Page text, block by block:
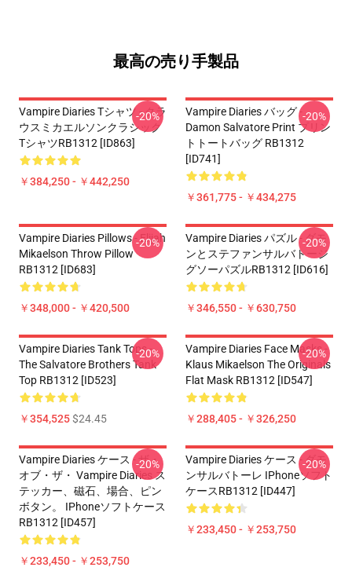
最高の売り手製品
Vampire Diaries Tシャツ - クラ
ウスミカエルソンクラシック
TシャツRB1312 [ID863]
￥384,250 - ￥442,250
-20%
Vampire Diaries バッグ -
Damon Salvatore Print プリン
トトートバッグ RB1312
[ID741]
￥361,775 - ￥434,275
-20%
Vampire Diaries Pillows - Elijah
Mikaelson Throw Pillow
RB1312 [ID683]
￥348,000 - ￥420,500
-20%
Vampire Diaries パズル - ダモ
ンとステファンサルバトージ
グソーパズルRB1312 [ID616]
￥346,550 - ￥630,750
-20%
Vampire Diaries Tank Tops -
The Salvatore Brothers Tank
Top RB1312 [ID523]
￥354,525$24.45
-20%
Vampire Diaries Face Masks -
Klaus Mikaelson The Originals
Flat Mask RB1312 [ID547]
￥288,405 - ￥326,250
-20%
Vampire Diaries ケース - ザ・
オブ・ザ・ Vampire Diaries ス
テッカー、磁石、場合、ピン
ボタン。 IPhoneソフトケース
RB1312 [ID457]
￥233,450 - ￥253,750
-20%
Vampire Diaries ケース - ダモ
ンサルバトーレ IPhoneソフト
ケースRB1312 [ID447]
￥233,450 - ￥253,750
-20%